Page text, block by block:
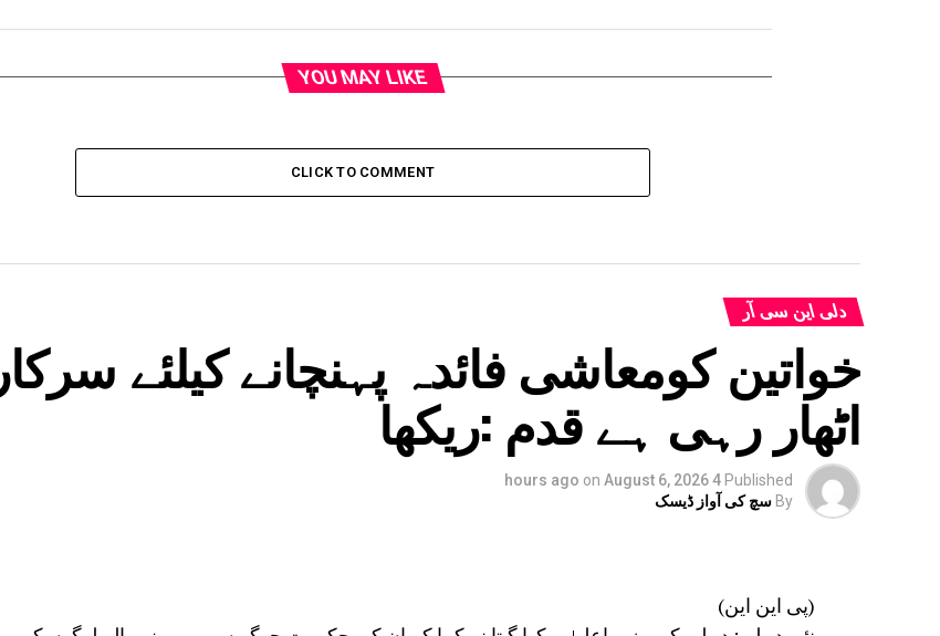
YOU MAY LIKE
CLICK TO COMMENT
دلی این سی آر
خواتین کومعاشی فائدہ پہنچانے کیلئے سرکار
اٹھار رہی ہے قدم :ریکھا
Published
4 hours ago
on August 6, 2026
By سچ کی آواز ڈیسک
(پی این این)